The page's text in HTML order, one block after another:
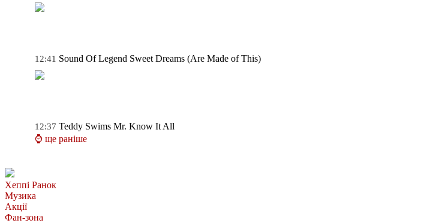
12:41 Sound Of Legend Sweet Dreams (Are Made of This)
12:37 Teddy Swims Mr. Know It All
⌚ ще раніше
Хеппі Ранок
Музика
Акції
Фан-зона